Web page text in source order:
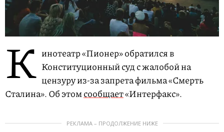
К инотеатр «Пионер» обратился в
Конституционный суд с жалобой на
цензуру из-за запрета фильма «Смерть
Сталина». Об этомсообщает«Интерфакс».
РЕКЛАМА – ПРОДОЛЖЕНИЕ НИЖЕ